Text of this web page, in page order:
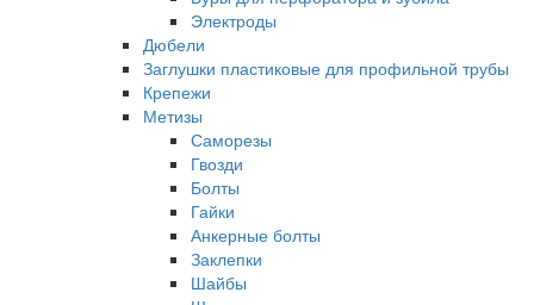
Электроды
Дюбели
Заглушки пластиковые для профильной трубы
Крепежи
Метизы
Саморезы
Гвозди
Болты
Гайки
Анкерные болты
Заклепки
Шайбы